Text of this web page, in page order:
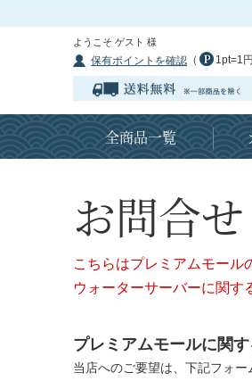
ようこそ ゲスト 様
保有ポイントを確認 （ 1pt=1円
全商品一覧
お問合せ
こちらはプレミアムモール
ウォーターサーバーに関す
プレミアムモールに関
当店へのご要望は、下記フォー